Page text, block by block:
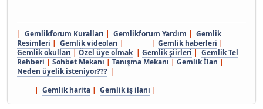
| Gemlikforum Kuralları | Gemlikforum Yardım | Gemlik
Resimleri | Gemlik videoları | | Gemlik haberleri |
Gemlik okulları | Özel üye olmak| Gemlik şiirleri | Gemlik Tel
Rehberi | Sohbet Mekanı | Tanışma Mekanı | Gemlik İlan |
Neden üyelik isteniyor??? |
| Gemlik harita | Gemlik iş ilanı |